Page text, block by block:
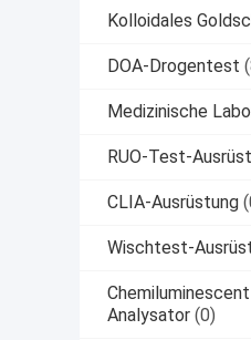
Kolloidales
DOA-Drogentest
Medizinische
RUO-Test-
CLIA-Ausrüstung
Wischtest-
Analysator (0)